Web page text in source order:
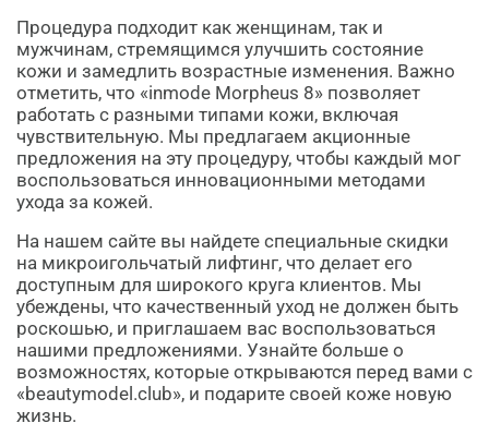
Процедура подходит как женщинам, так и
мужчинам, стремящимся улучшить состояние
кожи и замедлить возрастные изменения. Важно
отметить, что «inmode Morpheus 8» позволяет
работать с разными типами кожи, включая
чувствительную. Мы предлагаем акционные
предложения на эту процедуру, чтобы каждый мог
воспользоваться инновационными методами
ухода за кожей.
На нашем сайте вы найдете специальные скидки
на микроигольчатый лифтинг, что делает его
доступным для широкого круга клиентов. Мы
убеждены, что качественный уход не должен быть
роскошью, и приглашаем вас воспользоваться
нашими предложениями. Узнайте больше о
возможностях, которые открываются перед вами с
«beautymodel.club», и подарите своей коже новую
жизнь.